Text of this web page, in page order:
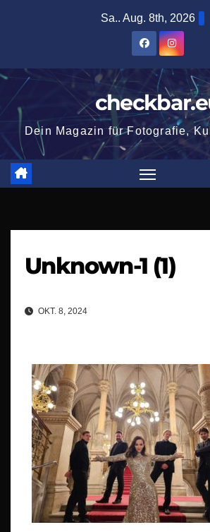
Sa.. Aug. 8th, 2026
Dein Magazin für Fotografie,
Unknown-1 (1)
OKT. 8, 2024